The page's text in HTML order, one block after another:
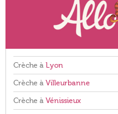
Crèche à Lyon
Crèche à Villeurbanne
Crèche à Vénissieux